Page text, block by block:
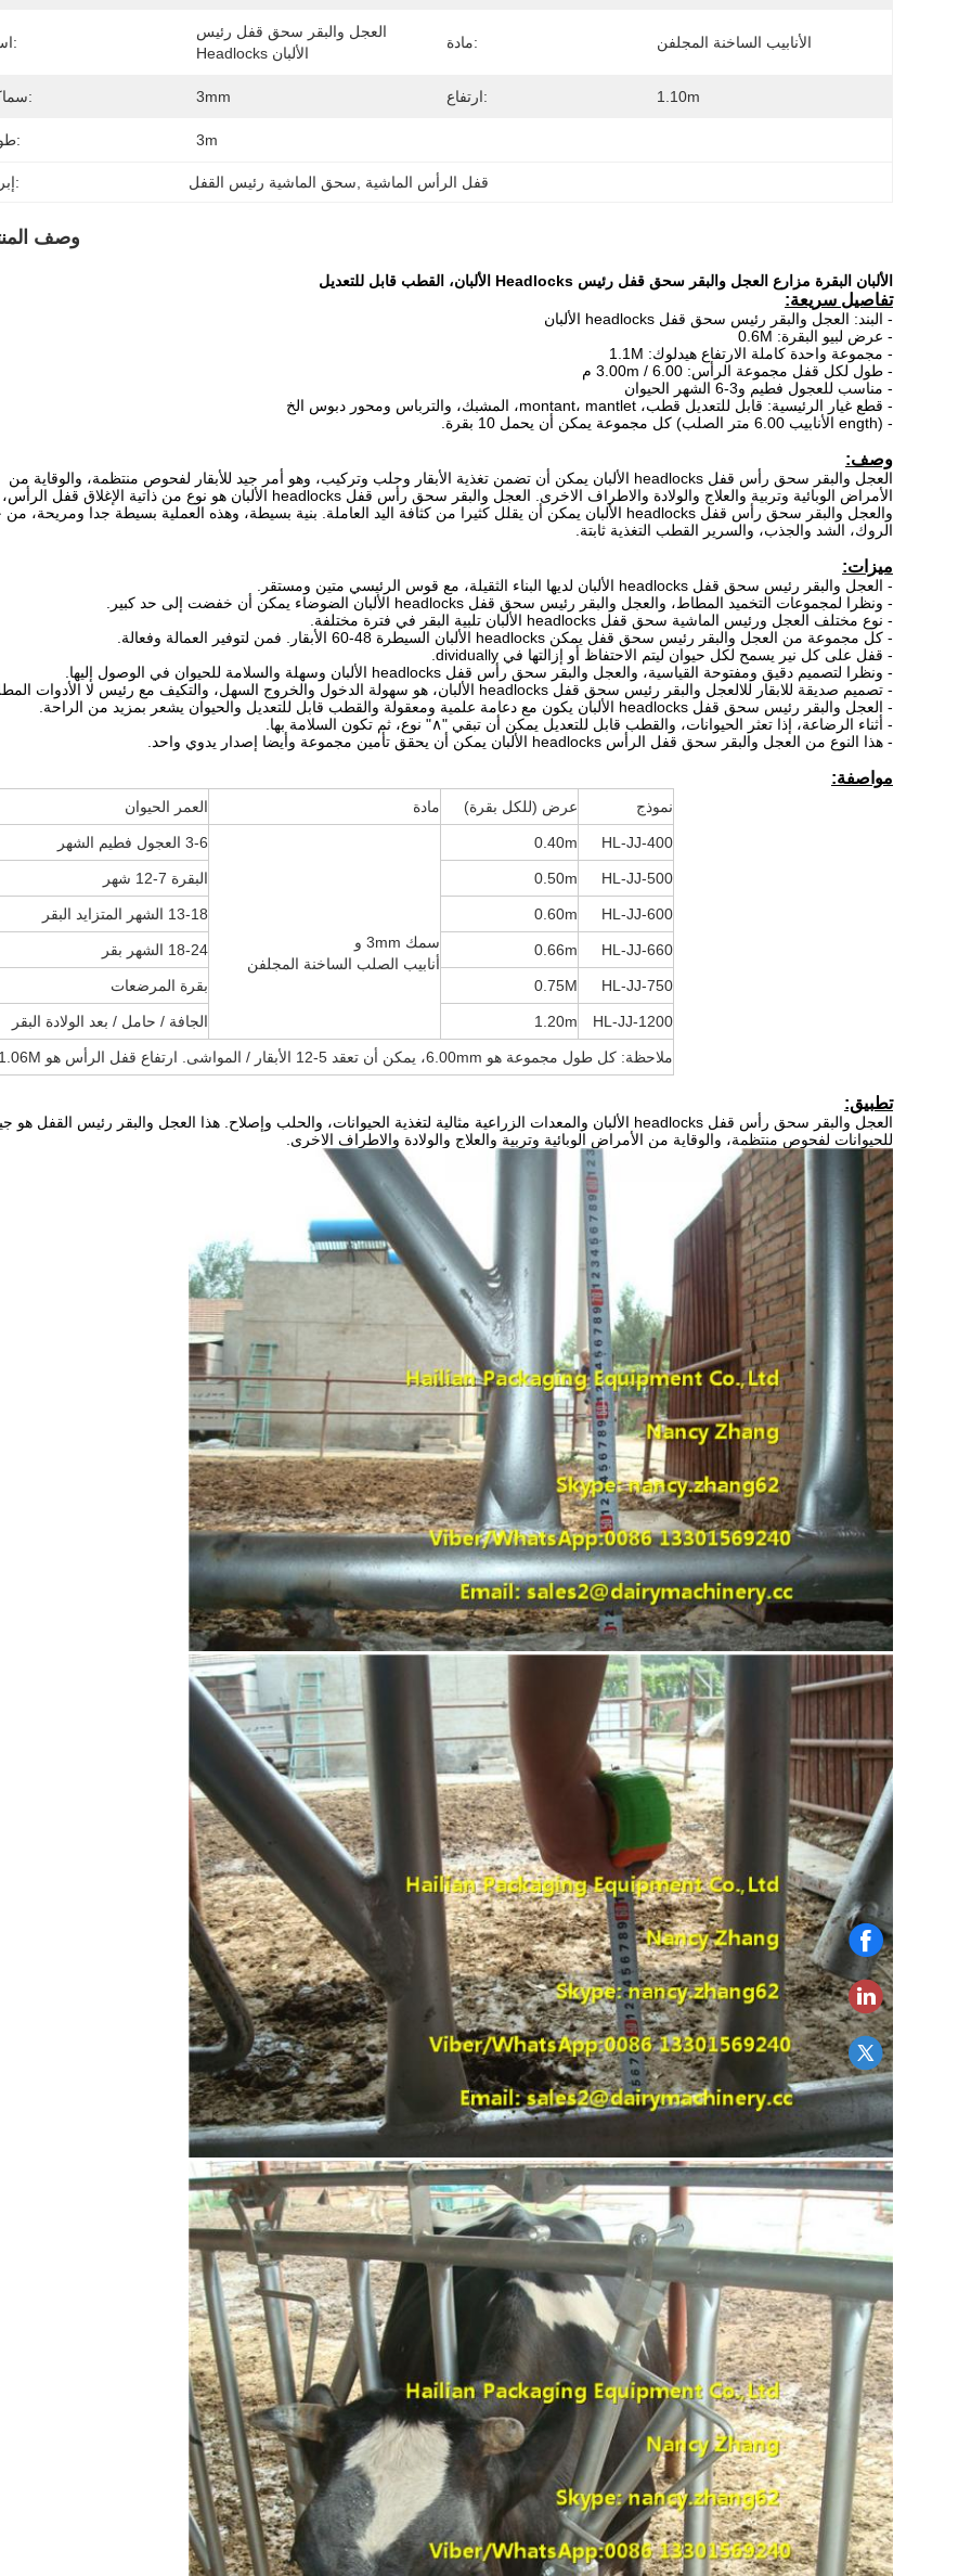
اسم:
العجل والبقر سحق قفل رئيس
Headlocks الألبان
مادة: الأنابيب الساخنة المجلفن
سماكة: 3mm ارتفاع: 1.10m
طول: 3m
إبراز: سحق الماشية رئيس القفل قفل الرأس الماشية
وصف
الألبان البقرة مزارع العجل والبقر سحق قفل رئيس Headlocks الألبان، القطب قابل للتعديل
تفاصيل سريعة:
- البند: العجل والبقر رئيس سحق قفل headlocks الألبان
- عرض لبيو البقرة: 0.6M
- مجموعة واحدة كاملة الارتفاع هيدلوك: 1.1M
- طول لكل قفل مجموعة الرأس: 3.00m / 6.00 م
- مناسب للعجول فطيم و3-6 الشهر الحيوان
- قطع غيار الرئيسية: قابل للتعديل قطب، montant، mantlet، المشبك، والترباس ومحور دبوس الخ
- (ength الأنابيب 6.00 متر الصلب) كل مجموعة يمكن أن يحمل 10 بقرة.
وصف:
العجل والبقر سحق رأس قفل headlocks الألبان
يمكن أن تضمن تغذية الأبقار وحلب وتركيب، وهو أمر جيد للأبقار لفحوص منتظمة، والوقاية من
الأمراض الوبائية وتربية والعلاج والولادة والاطراف الاخرى.
العجل والبقر سحق رأس قفل headlocks الألبان
هو نوع من ذاتية الإغلاق قفل الرأس،
والعجل والبقر سحق رأس قفل headlocks الألبان يمكن أن يقلل كثيرا من كثافة اليد العاملة.
بنية بسيطة، وهذه العملية بسيطة جدا ومريحة، من
الروك، الشد والجذب، والسرير القطب التغذية ثابتة.
ميزات:
- العجل والبقر رئيس سحق قفل headlocks الألبان لديها البناء الثقيلة، مع قوس الرئيسي متين ومستقر.
- ونظرا لمجموعات التخميد المطاط، والعجل والبقر رئيس سحق قفل headlocks الألبان الضوضاء يمكن أن خفضت إلى حد كبير.
- نوع مختلف العجل ورئيس الماشية سحق قفل headlocks الألبان تلبية البقر في فترة مختلفة.
- كل مجموعة من العجل والبقر رئيس سحق قفل يمكن headlocks الألبان السيطرة 48-60 الأبقار. فمن لتوفير العمالة وفعالة.
- قفل على كل نير يسمح لكل حيوان ليتم الاحتفاظ أو إزالتها في dividually.
- ونظرا لتصميم دقيق ومفتوحة القياسية، والعجل والبقر سحق رأس قفل headlocks الألبان وسهلة والسلامة للحيوان في الوصول إليها.
- تصميم صديقة للابقار للالعجل والبقر رئيس سحق قفل headlocks الألبان، هو سهولة الدخول والخروج السهل، والتكيف مع رئيس لا الأدوات المطلوبة.
- العجل والبقر رئيس سحق قفل headlocks الألبان يكون مع دعامة علمية ومعقولة والقطب قابل للتعديل والحيوان يشعر بمزيد من الراحة.
- أثناء الرضاعة، إذا تعثر الحيوانات، والقطب قابل للتعديل يمكن أن تبقي "∧" نوع، ثم تكون السلامة بها.
- هذا النوع من العجل والبقر سحق قفل الرأس headlocks الألبان يمكن أن يحقق تأمين مجموعة وأيضا إصدار يدوي واحد.
مواصفة:
نموذج عرض (للكل بقرة) مادة العمر الحيوان
HL-JJ-400
0.40m
سمك 3mm و
أنابيب الصلب الساخنة المجلفن
3-6 العجول فطيم الشهر
HL-JJ-500
0.50m البقرة 7-12 شهر
HL-JJ-600
0.60m 13-18 الشهر المتزايد البقر
HL-JJ-660
0.66m 18-24 الشهر بقر
HL-JJ-750
0.75M بقرة المرضعات
HL-JJ-1200
1.20m الجافة / حامل / بعد الولادة البقر
ملاحظة: كل طول مجموعة هو 6.00mm، يمكن أن تعقد 5-12 الأبقار / المواشى. ارتفاع قفل الرأس هو 1.06M.
تطبيق:
العجل والبقر سحق رأس قفل headlocks الألبان والمعدات الزراعية مثالية لتغذية الحيوانات، والحلب وإصلاح. هذا العجل والبقر رئيس القفل هو
للحيوانات لفحوص منتظمة، والوقاية من الأمراض الوبائية وتربية والعلاج والولادة والاطراف الاخرى.